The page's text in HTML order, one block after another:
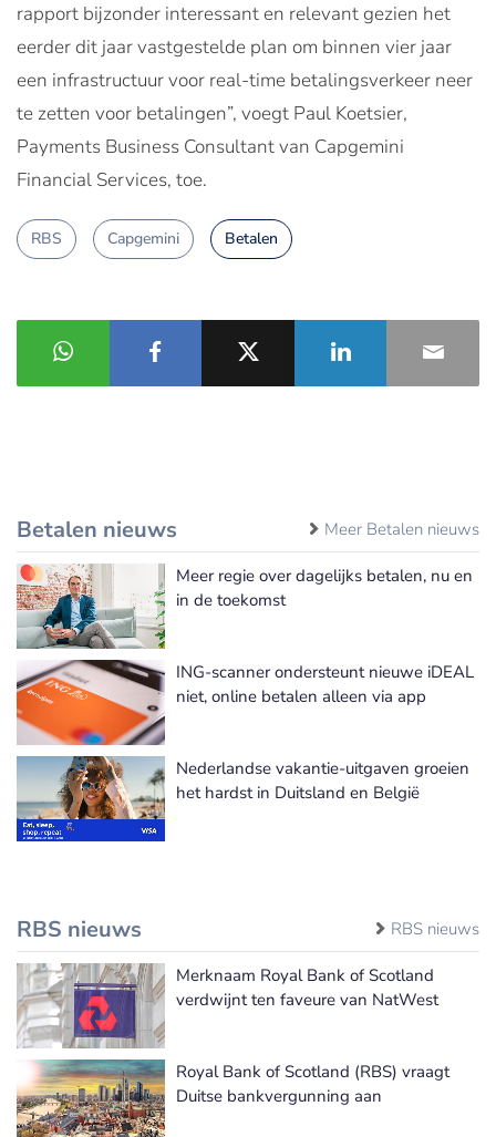
rapport bijzonder interessant en relevant gezien het
eerder dit jaar vastgestelde plan om binnen vier jaar
een infrastructuur voor real-time betalingsverkeer neer
te zetten voor betalingen”, voegt Paul Koetsier,
Payments Business Consultant van Capgemini
Financial Services, toe.
RBS Capgemini Betalen
Betalen nieuws Meer Betalen nieuws
Meer regie over dagelijks betalen, nu en
in de toekomst
ING-scanner ondersteunt nieuwe iDEAL
niet, online betalen alleen via app
Nederlandse vakantie-uitgaven groeien
het hardst in Duitsland en België
RBS nieuws RBS nieuws
Merknaam Royal Bank of Scotland
verdwijnt ten faveure van NatWest
Royal Bank of Scotland (RBS) vraagt
Duitse bankvergunning aan